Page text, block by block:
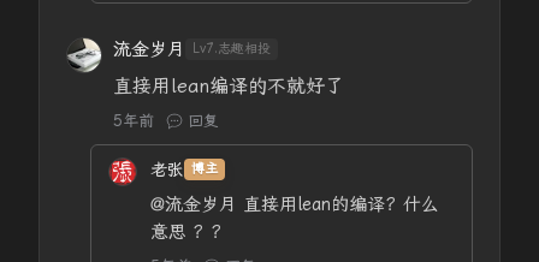
流金岁月 Lv7.志趣相投
直接用lean编译的不就好了
5年前 回复
老张 博主
@流金岁月
直接用lean的编译？什么
意思 ？？